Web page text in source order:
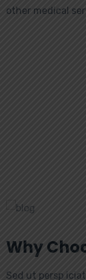
other medical
Why
Sed ut persp